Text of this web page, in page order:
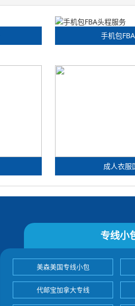
手机包
成人衣服
专线小
美森美国专线小包
代邮宝加拿大专线